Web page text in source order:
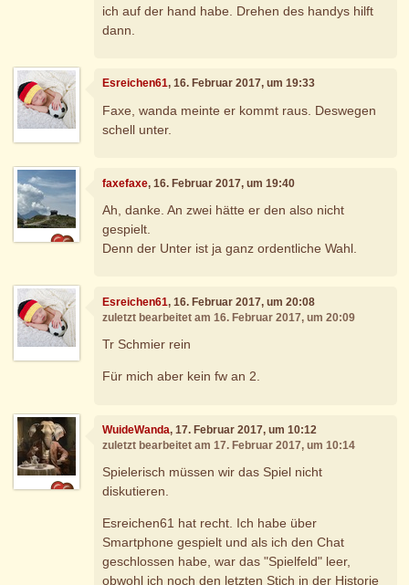
ich auf der hand habe. Drehen des handys hilft
dann.
Esreichen61, 16. Februar 2017, um 19:33
Faxe, wanda meinte er kommt raus. Deswegen
schell unter.
faxefaxe, 16. Februar 2017, um 19:40
Ah, danke. An zwei hätte er den also nicht
gespielt.
Denn der Unter ist ja ganz ordentliche Wahl.
Esreichen61, 16. Februar 2017, um 20:08
zuletzt bearbeitet am 16. Februar 2017, um 20:09
Tr Schmier rein
Für mich aber kein fw an 2.
WuideWanda, 17. Februar 2017, um 10:12
zuletzt bearbeitet am 17. Februar 2017, um 10:14
Spielerisch müssen wir das Spiel nicht
diskutieren.
Esreichen61 hat recht. Ich habe über
Smartphone gespielt und als ich den Chat
geschlossen habe, war das "Spielfeld" leer,
obwohl ich noch den letzten Stich in der Historie